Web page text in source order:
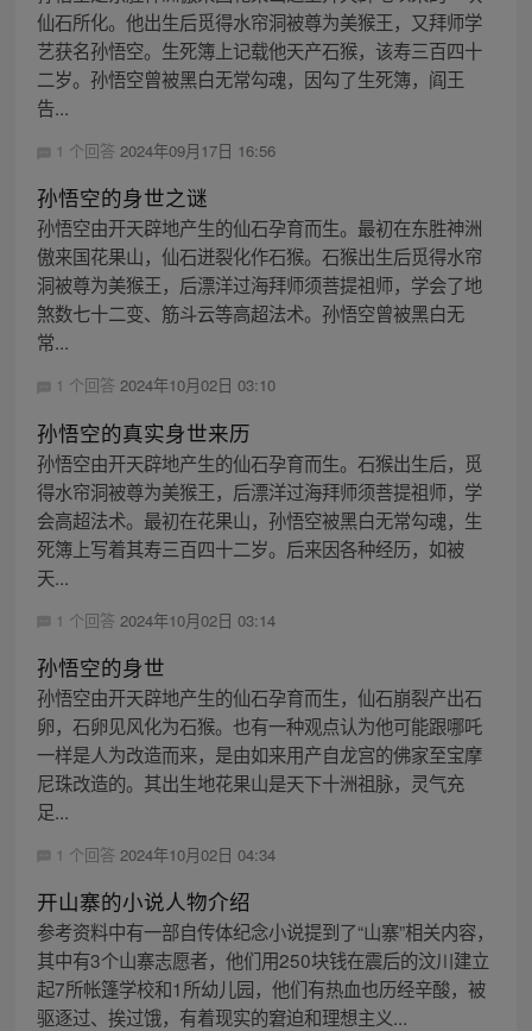
仙石所化。他出生后觅得水帘洞被尊为美猴王，又拜师学
艺获名孙悟空。生死簿上记载他天产石猴，该寿三百四十
二岁。孙悟空曾被黑白无常勾魂，因勾了生死簿，阎王
告...
1 个回答 2024年09月17日 16:56
孙悟空的身世之谜
孙悟空由开天辟地产生的仙石孕育而生。最初在东胜神洲
傲来国花果山，仙石迸裂化作石猴。石猴出生后觅得水帘
洞被尊为美猴王，后漂洋过海拜师须菩提祖师，学会了地
煞数七十二变、筋斗云等高超法术。孙悟空曾被黑白无
常...
1 个回答 2024年10月02日 03:10
孙悟空的真实身世来历
孙悟空由开天辟地产生的仙石孕育而生。石猴出生后，觅
得水帘洞被尊为美猴王，后漂洋过海拜师须菩提祖师，学
会高超法术。最初在花果山，孙悟空被黑白无常勾魂，生
死簿上写着其寿三百四十二岁。后来因各种经历，如被
天...
1 个回答 2024年10月02日 03:14
孙悟空的身世
孙悟空由开天辟地产生的仙石孕育而生，仙石崩裂产出石
卵，石卵见风化为石猴。也有一种观点认为他可能跟哪吒
一样是人为改造而来，是由如来用产自龙宫的佛家至宝摩
尼珠改造的。其出生地花果山是天下十洲祖脉，灵气充
足...
1 个回答 2024年10月02日 04:34
开山寨的小说人物介绍
参考资料中有一部自传体纪念小说提到了“山寨”相关内容，
其中有3个山寨志愿者，他们用250块钱在震后的汶川建立
起7所帐篷学校和1所幼儿园，他们有热血也历经辛酸，被
驱逐过、挨过饿，有着现实的窘迫和理想主义...